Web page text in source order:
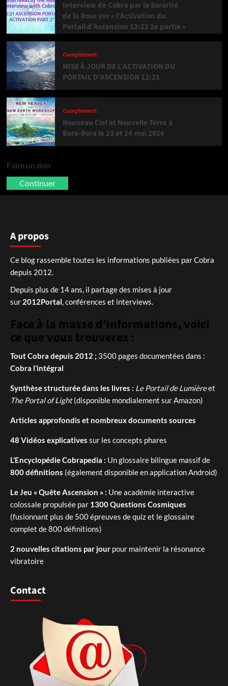
Interview de Cobra par la Sororité
de la Rose sur « l’Activation du
Portail d’Ascension 12:21 2e partie »
Complément
MISE À JOUR DE L’ACTIVATION DU
PORTAIL D’ASCENSION 12:21
Complément
Nouveau Ciel et Nouvelle Terre à
Bora-Bora le 23 et 24 mai 2026
Faire un don
Continuer
A propos
Ce blog rassemble toutes les informations publiées par Cobra
depuis 2012.
Depuis plus de 14 ans, il partage des mises à jour
sur 2012Portal, conférences et interviews.
Face à la masse d’informations, voici
ce que vous trouverez :
Tout Cobra depuis 2012 ; 3500 pages documentées dans :
Cobra l’intégral
Synthèse structurée dans les livres : Le Portail de Lumièreet
The Portal of Light(disponible mondialement sur Amazon)
Articles approfondis et nombreux documents sources
48 Vidéos explicatives sur les concepts phares
L’Encyclopédie Cobrapedia : Un glossaire bilingue massif de
800 définitions (également disponible en application Android)
Le Jeu « Quête Ascension » : Une académie interactive
colossale propulsée par 1300 Questions Cosmiques
(fusionnant plus de 500 épreuves de quiz et le glossaire
complet de 800 définitions)
2 nouvelles citations par jour pour maintenir la résonance
vibratoire
Contact